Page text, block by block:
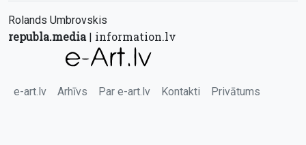
Rolands Umbrovskis
republa.media| information.lv
e-art.lv Arhīvs Par e-art.lv Kontakti Privātums